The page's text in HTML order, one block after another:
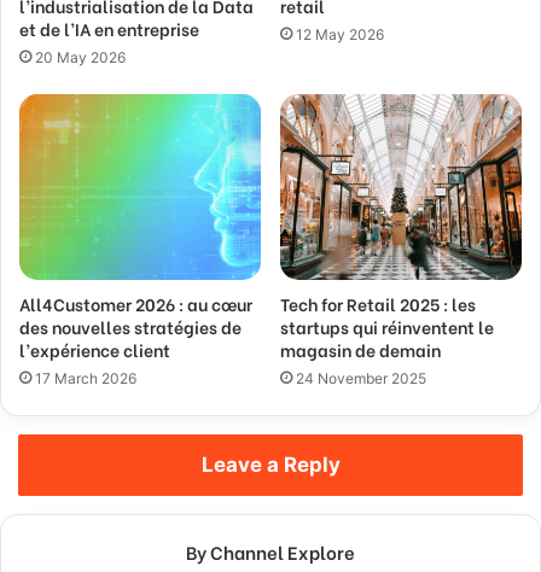
s
l’industrialisation de la Data
et de l’IA en entreprise
20 May 2026
retail
12 May 2026
All4Customer 2026 : au cœur
des nouvelles stratégies de
l’expérience client
17 March 2026
Tech for Retail 2025 : les
startups qui réinventent le
magasin de demain
24 November 2025
Leave a Reply
By Channel Explore